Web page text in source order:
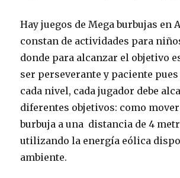
Hay juegos de Mega burbujas en
constan de actividades para
donde para alcanzar el objetivo
ser perseverante y paciente pues
cada nivel, cada jugador debe
diferentes objetivos: como
burbuja a una distancia de 4
utilizando la energía eólica
ambiente.